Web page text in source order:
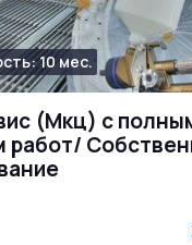
(Мкц) с
работ/
10 мес.